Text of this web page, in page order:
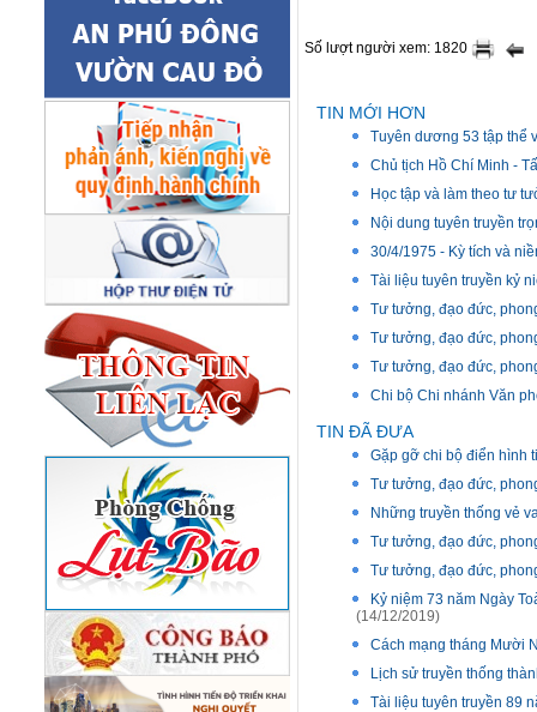
Số lượt người xem: 1820
TIN MỚI HƠN
Tuyên dương 53 tập thể
Chủ tịch Hồ Chí Minh -
Học tập và làm theo tư
Nội dung tuyên truyền
30/4/1975 - Kỳ tích và
Tài liệu tuyên truyền kỷ
Tư tưởng, đạo đức,
Tư tưởng, đạo đức,
Tư tưởng, đạo đức,
Chi bộ Chi nhánh Văn
TIN ĐÃ ĐƯA
Gặp gỡ chi bộ điển hình
Tư tưởng, đạo đức,
Những truyền thống vẻ
Tư tưởng, đạo đức,
Tư tưởng, đạo đức,
Kỷ niệm 73 năm Ngày
(14/12/2019)
Cách mạng tháng Mười
Lịch sử truyền thống
Tài liệu tuyên truyền 89